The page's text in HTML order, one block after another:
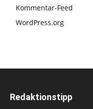
Kommentar-Feed
WordPress.org
Redaktionstipp